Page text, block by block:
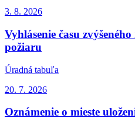
3. 8. 2026
Vyhlásenie času
požiaru
Úradná tabuľa
20. 7. 2026
Oznámenie o mieste